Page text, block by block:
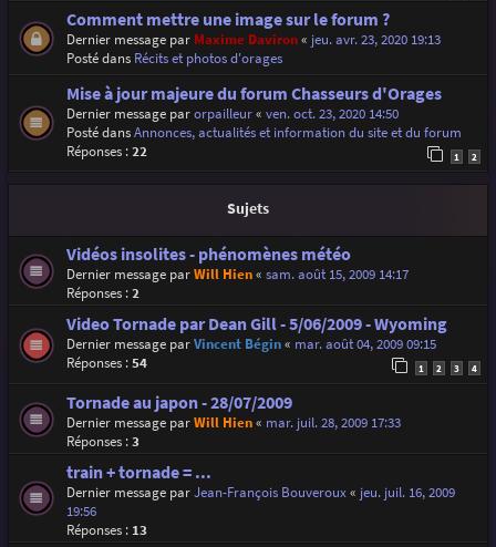
Comment mettre une image sur le forum ?
Dernier message par Maxime Daviron« jeu. avr. 23, 2020 19:13
Posté dans Récits et photos d'orages
Mise à jour majeure du forum Chasseurs d'Orages
Dernier message parorpailleur« ven. oct. 23, 2020 14:50
Posté dansAnnonces, actualités et information du site et du forum
Réponses :22 1 2
Sujets
Vidéos insolites - phénomènes météo
Dernier message parWill Hien« sam. août 15, 2009 14:17
Réponses :2
Video Tornade par Dean Gill - 5/06/2009 - Wyoming
Dernier message parVincent Bégin« mar. août 04, 2009 09:15
Réponses :54 1 2 3 4
Tornade au japon - 28/07/2009
Dernier message parWill Hien« mar. juil. 28, 2009 17:33
Réponses :3
train + tornade = ...
Dernier message parJean-François Bouveroux« jeu. juil. 16, 2009
19:56
Réponses : 13